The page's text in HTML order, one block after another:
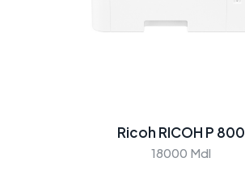
Ricoh RICOH P 800
18000 Mdl